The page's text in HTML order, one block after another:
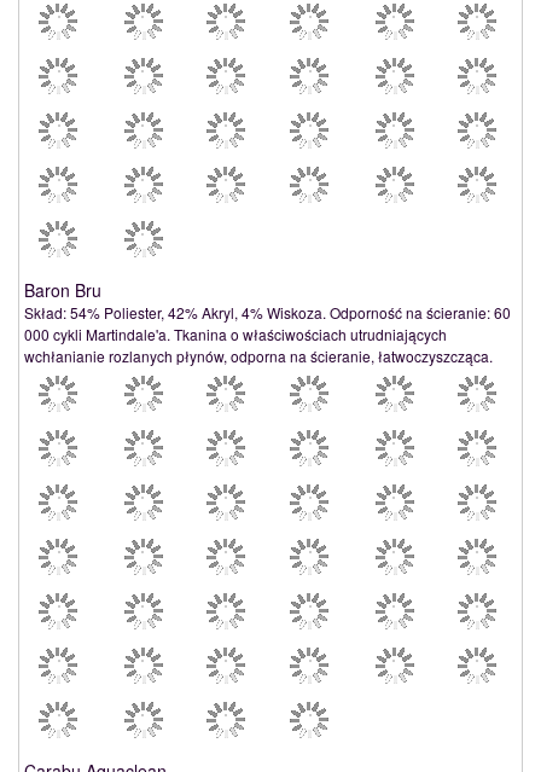
Baron Bru
Skład: 54% Poliester, 42% Akryl, 4% Wiskoza. Odporność na ścieranie: 60
000 cykli Martindale'a. Tkanina o właściwościach utrudniających
wchłanianie rozlanych płynów, odporna na ścieranie, łatwoczyszcząca.